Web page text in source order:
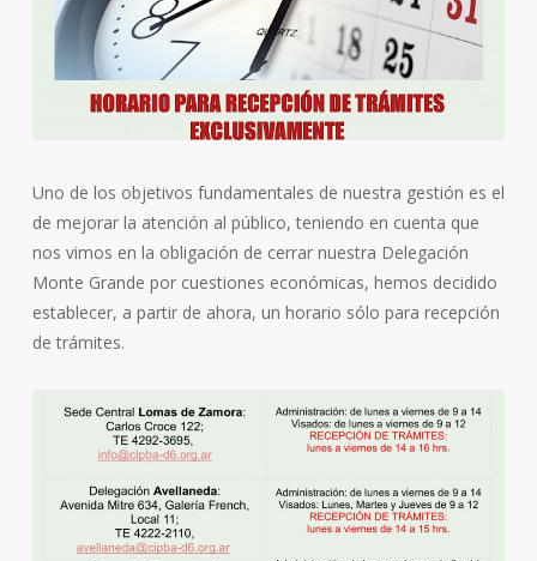
Uno de los objetivos fundamentales de nuestra gestión es el
de mejorar la atención al público, teniendo en cuenta que
nos vimos en la obligación de cerrar nuestra Delegación
Monte Grande por cuestiones económicas, hemos decidido
establecer, a partir de ahora, un horario sólo para recepción
de trámites.